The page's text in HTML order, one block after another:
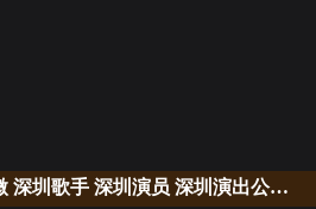
手 深圳演员 深圳演出公司 演出策划公司